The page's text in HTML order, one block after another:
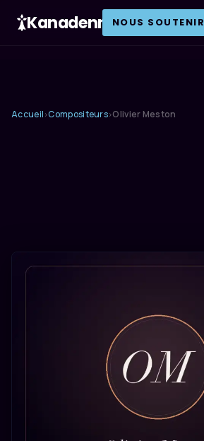
Kanadenn NOUS SOUTENIR
Accueil ›Compositeurs›Olivier Meston